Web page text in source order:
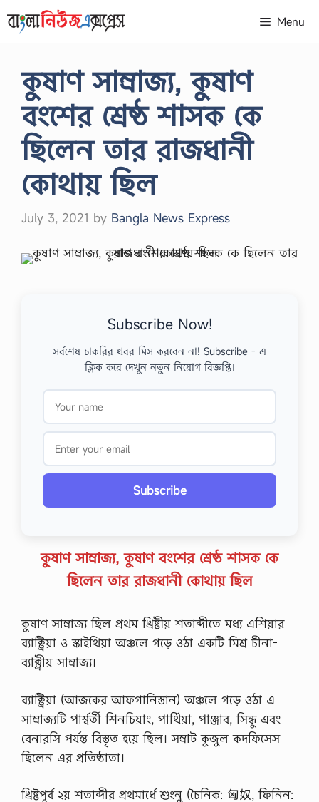
to
Menu
কুষাণ সাম্রাজ্য, কুষাণ
বংশের শ্রেষ্ঠ শাসক কে
ছিলেন তার রাজধানী
কোথায় ছিল
July 3, 2021 by Bangla News Express
Subscribe Now!
সর্বশেষ চাকরির খবর মিস করবেন না! Subscribe - এ
ক্লিক করে দেখুন নতুন নিয়োগ বিজ্ঞপ্তি।
Subscribe
কুষাণ সাম্রাজ্য, কুষাণ বংশের শ্রেষ্ঠ শাসক কে
ছিলেন তার রাজধানী কোথায় ছিল
কুষাণ সাম্রাজ্য ছিল প্রথম খ্রিষ্টীয় শতাব্দীতে মধ্য এশিয়ার
ব্যাক্ট্রিয়া ও স্কাইথিয়া অঞ্চলে গড়ে ওঠা একটি মিশ্র চীনা-
ব্যাক্ট্রীয় সাম্রাজ্য।
ব্যাক্ট্রিয়া (আজকের আফগানিস্তান) অঞ্চলে গড়ে ওঠা এ
সাম্রাজ্যটি পার্শ্বর্তী শিনচিয়াং, পার্থিয়া, পাঞ্জাব, সিন্ধু এবং
বেনারসি পর্যন্ত বিস্তৃত হয়ে ছিল। সম্রাট কুজুল কদফিসেস
ছিলেন এর প্রতিষ্ঠাতা।
খ্রিষ্টপূর্ব ২য় শতাব্দীর প্রথমার্ধে শুংনু (চৈনিক: 匈奴, ফিনিন: